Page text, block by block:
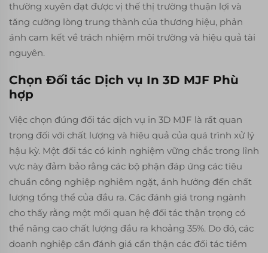
thường xuyên đạt được vị thế thị trường thuận lợi và
tăng cường lòng trung thành của thương hiệu, phản
ánh cam kết về trách nhiệm môi trường và hiệu quả tài
nguyên.
Chọn Đối tác Dịch vụ In 3D MJF Phù
hợp
Việc chọn đúng đối tác dịch vụ in 3D MJF là rất quan
trọng đối với chất lượng và hiệu quả của quá trình xử lý
hậu kỳ. Một đối tác có kinh nghiệm vững chắc trong lĩnh
vực này đảm bảo rằng các bộ phận đáp ứng các tiêu
chuẩn công nghiệp nghiêm ngặt, ảnh hưởng đến chất
lượng tổng thể của đầu ra. Các đánh giá trong ngành
cho thấy rằng một mối quan hệ đối tác thận trọng có
thể nâng cao chất lượng đầu ra khoảng 35%. Do đó, các
doanh nghiệp cần đánh giá cẩn thận các đối tác tiềm